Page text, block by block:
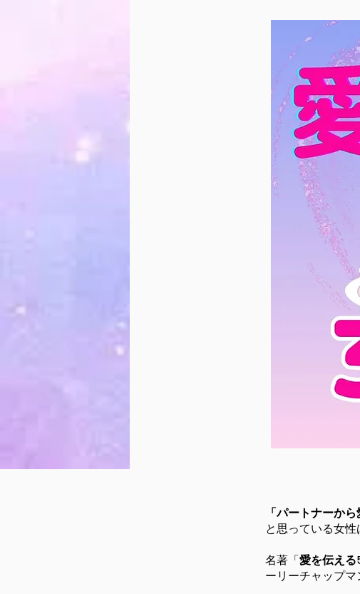
「パートナーか
と思っている女
名著「愛を伝える
ーリーチャップマ